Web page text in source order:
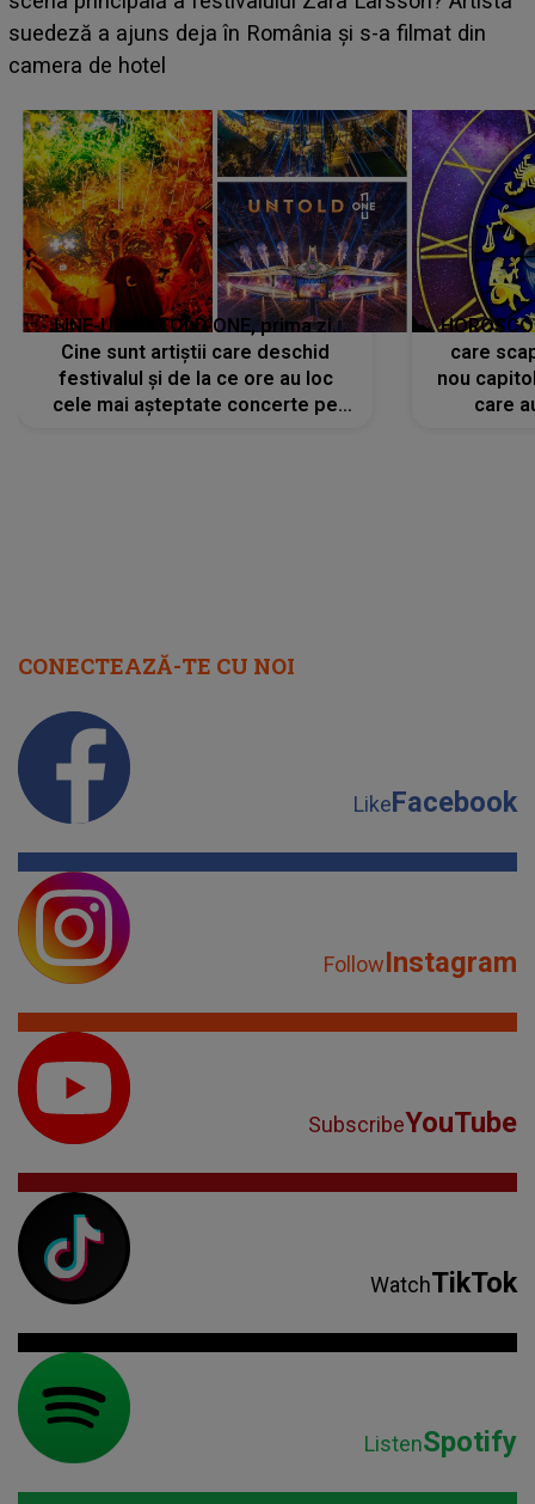
BĂIATUL VIZAT de Alexandra?! Aflându-se în fața
faptului împlinit, A RECUNOSCUT IMEDIAT: "Am
LINE-UP UNTOLD ONE, prima zi.
Cine sunt artiștii care deschid
festivalul și de la ce ore au loc
cele mai așteptate concerte pe
care
nou
care
CONECTEAZĂ-TE CU NOI
LikeFacebook
FollowInstagram
SubscribeYouTube
WatchTikTok
ListenSpotify